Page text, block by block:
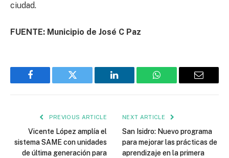
ciudad.
FUENTE: Municipio de José C Paz
Facebook Twitter LinkedIn WhatsApp Email
PREVIOUS ARTICLE
Vicente López amplía el
sistema SAME con unidades
de última generación para
NEXT ARTICLE
San Isidro: Nuevo programa
para mejorar las prácticas de
aprendizaje en la primera